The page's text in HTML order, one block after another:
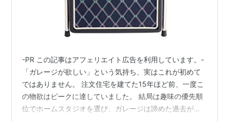
-PR この記事はアフェリエイト広告を利用しています。-
「ガレージが欲しい」という気持ち、実はこれが初めて
ではありません。 注文住宅を建てた15年ほど前、一度こ
の物欲はピークに達していました。 結局は趣味の優先順
位でホームスタジオを選び、ガレージは諦めた過去があ